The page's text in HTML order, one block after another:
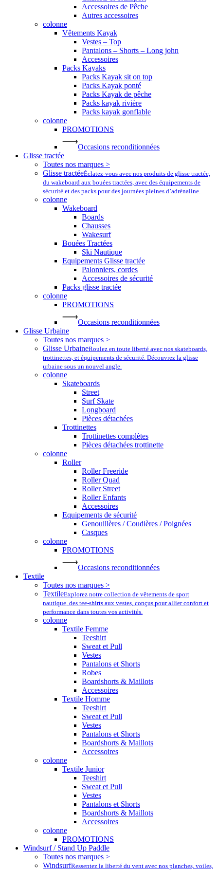
Accessoires de Pêche
Autres accessoires
colonne
Vêtements Kayak
Vestes – Top
Pantalons – Shorts – Long john
Accessoires
Packs Kayaks
Packs Kayak sit on top
Packs Kayak ponté
Packs Kayak de pêche
Packs kayak rivière
Packs kayak gonflable
colonne
PROMOTIONS
Occasions reconditionnées
Glisse tractée
Toutes nos marques >
Glisse tractéeÉclatez-vous avec nos produits de glisse tractée,
du wakeboard aux bouées tractées, avec des équipements de
sécurité et des packs pour des journées pleines d’adrénaline.
colonne
Wakeboard
Boards
Chausses
Wakesurf
Bouées Tractées
Ski Nautique
Equipements Glisse tractée
Palonniers, cordes
Accessoires de sécurité
Packs glisse tractée
colonne
PROMOTIONS
Occasions reconditionnées
Glisse Urbaine
Toutes nos marques >
Glisse UrbaineRoulez en toute liberté avec nos skateboards,
trottinettes, et équipements de sécurité. Découvrez la glisse
urbaine sous un nouvel angle.
colonne
Skateboards
Street
Surf Skate
Longboard
Pièces détachées
Trottinettes
Trottinettes complètes
Pièces détachées trottinette
colonne
Roller
Roller Freeride
Roller Quad
Roller Street
Roller Enfants
Accessoires
Equipements de sécurité
Genouillères / Coudières / Poignées
Casques
colonne
PROMOTIONS
Occasions reconditionnées
Textile
Toutes nos marques >
TextileExplorez notre collection de vêtements de sport
nautique, des tee-shirts aux vestes, conçus pour allier confort et
performance dans toutes vos activités.
colonne
Textile Femme
Teeshirt
Sweat et Pull
Vestes
Pantalons et Shorts
Robes
Boardshorts & Maillots
Accessoires
Textile Homme
Teeshirt
Sweat et Pull
Vestes
Pantalons et Shorts
Boardshorts & Maillots
Accessoires
colonne
Textile Junior
Teeshirt
Sweat et Pull
Vestes
Pantalons et Shorts
Boardshorts & Maillots
Accessoires
colonne
PROMOTIONS
Windsurf / Stand Up Paddle
Toutes nos marques >
WindsurfRessentez la liberté du vent avec nos planches, voiles,